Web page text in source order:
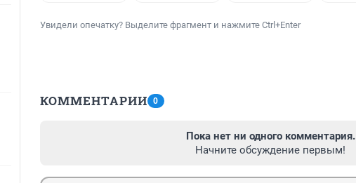
Увидели опечатку? Выделите фрагмент и нажмите Ctrl+Enter
КОММЕНТАРИИ 0
Пока нет ни одного комментария.
Начните обсуждение первым!